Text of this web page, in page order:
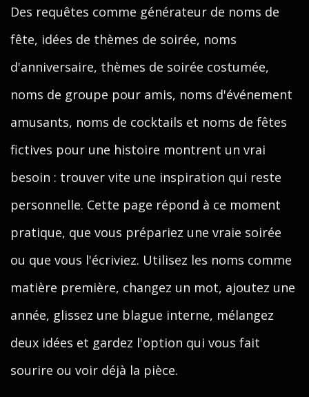
Des requêtes comme générateur de noms de
fête, idées de thèmes de soirée, noms
d'anniversaire, thèmes de soirée costumée,
noms de groupe pour amis, noms d'événement
amusants, noms de cocktails et noms de fêtes
fictives pour une histoire montrent un vrai
besoin : trouver vite une inspiration qui reste
personnelle. Cette page répond à ce moment
pratique, que vous prépariez une vraie soirée
ou que vous l'écriviez. Utilisez les noms comme
matière première, changez un mot, ajoutez une
année, glissez une blague interne, mélangez
deux idées et gardez l'option qui vous fait
sourire ou voir déjà la pièce.